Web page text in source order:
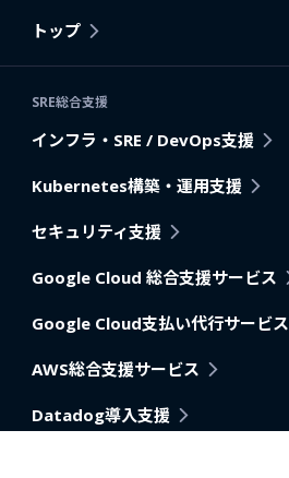
トップ
SRE総合支援
インフラ・SRE / DevOps支援
Kubernetes構築・運用支援
セキュリティ支援
Google Cloud 総合支援サービス
Google Cloud支払い代行サービス
AWS総合支援サービス
Datadog導入支援